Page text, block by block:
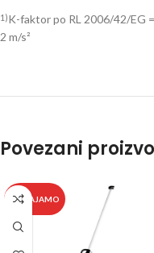
1)K-faktor po RL 2006/42/EG
2 m/s²
Povezani
IZDVAJAMO